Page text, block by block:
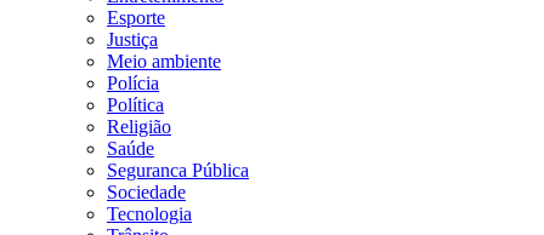
Esporte
Justiça
Meio ambiente
Polícia
Política
Religião
Saúde
Seguranca Pública
Sociedade
Tecnologia